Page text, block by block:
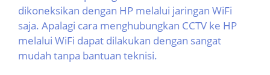
dikoneksikan dengan HP melalui jaringan WiFi
saja. Apalagi cara menghubungkan CCTV ke HP
melalui WiFi dapat dilakukan dengan sangat
mudah tanpa bantuan teknisi.